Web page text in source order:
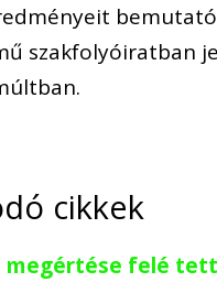
szakfolyóiratban
cikkek
megértése felé